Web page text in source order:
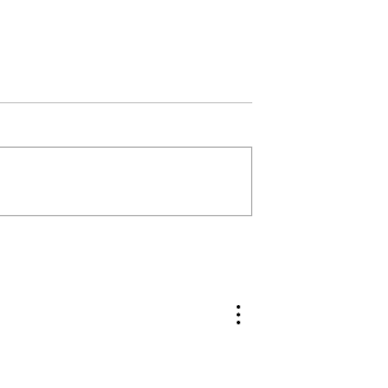
z klubu odišli dvaja
tréneri